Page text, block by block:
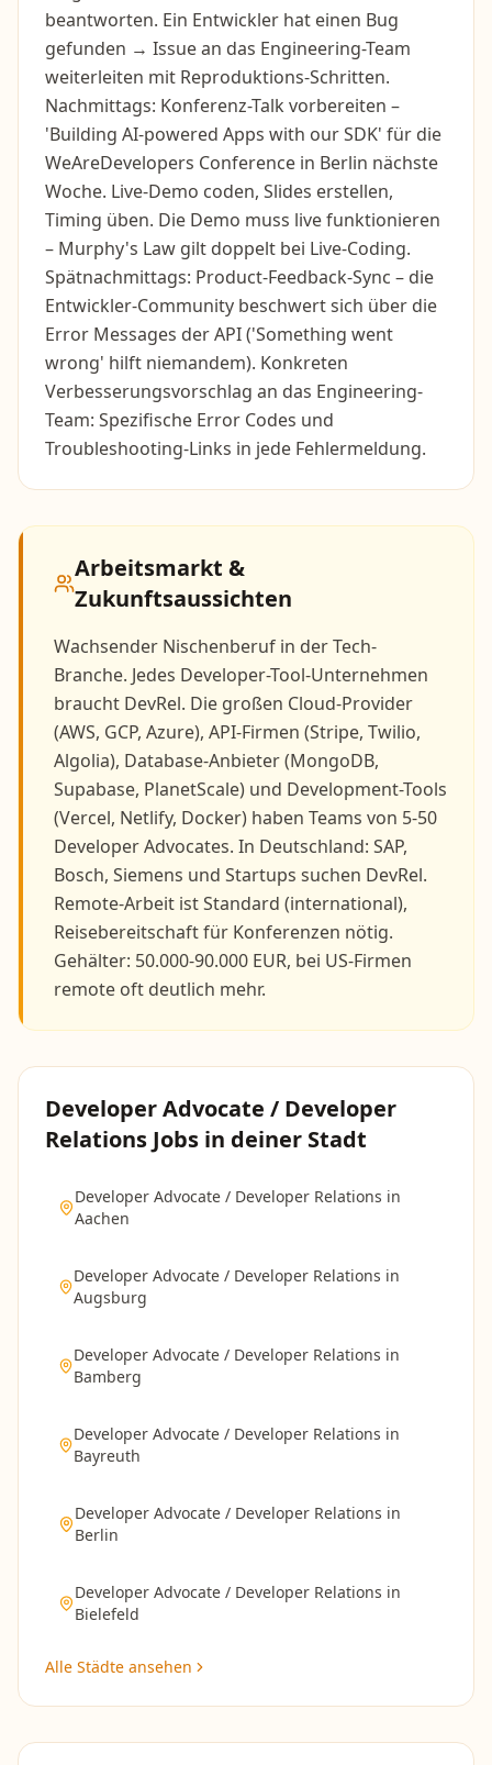
beantworten. Ein Entwickler hat einen Bug
gefunden → Issue an das Engineering-Team
weiterleiten mit Reproduktions-Schritten.
Nachmittags: Konferenz-Talk vorbereiten –
'Building AI-powered Apps with our SDK' für die
WeAreDevelopers Conference in Berlin nächste
Woche. Live-Demo coden, Slides erstellen,
Timing üben. Die Demo muss live funktionieren
– Murphy's Law gilt doppelt bei Live-Coding.
Spätnachmittags: Product-Feedback-Sync – die
Entwickler-Community beschwert sich über die
Error Messages der API ('Something went
wrong' hilft niemandem). Konkreten
Verbesserungsvorschlag an das Engineering-
Team: Spezifische Error Codes und
Troubleshooting-Links in jede Fehlermeldung.
Arbeitsmarkt &
Zukunftsaussichten
Wachsender Nischenberuf in der Tech-
Branche. Jedes Developer-Tool-Unternehmen
braucht DevRel. Die großen Cloud-Provider
(AWS, GCP, Azure), API-Firmen (Stripe, Twilio,
Algolia), Database-Anbieter (MongoDB,
Supabase, PlanetScale) und Development-Tools
(Vercel, Netlify, Docker) haben Teams von 5-50
Developer Advocates. In Deutschland: SAP,
Bosch, Siemens und Startups suchen DevRel.
Remote-Arbeit ist Standard (international),
Reisebereitschaft für Konferenzen nötig.
Gehälter: 50.000-90.000 EUR, bei US-Firmen
remote oft deutlich mehr.
Developer Advocate / Developer
Relations Jobs in deiner Stadt
Developer Advocate / Developer Relations in
Aachen
Developer Advocate / Developer Relations in
Augsburg
Developer Advocate / Developer Relations in
Bamberg
Developer Advocate / Developer Relations in
Bayreuth
Developer Advocate / Developer Relations in
Berlin
Developer Advocate / Developer Relations in
Bielefeld
Alle Städte ansehen